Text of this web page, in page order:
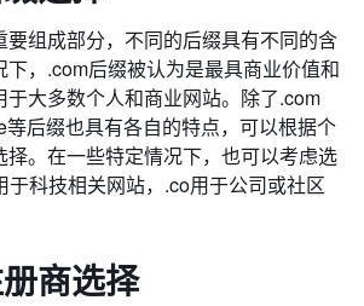
组成部分，不同的后缀具有不同的含
，.com后缀被认为是最具商业价值和
大多数个人和商业网站。除了.com
等后缀也具有各自的特点，可以根据个
择。在一些特定情况下，也可以考虑选
于科技相关网站，.co用于公司或社区
商选择